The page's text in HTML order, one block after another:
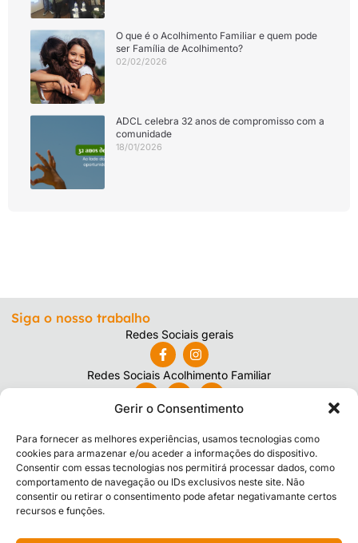
Gerir o Consentimento
Para fornecer as melhores experiências, usamos tecnologias como
cookies para armazenar e/ou aceder a informações do dispositivo.
Consentir com essas tecnologias nos permitirá processar dados, como
comportamento de navegação ou IDs exclusivos neste site. Não
consentir ou retirar o consentimento pode afetar negativamante certos
recursos e funções.
O que é o Acolhimento Familiar e quem pode
ser Família de Acolhimento?
02/02/2026
ADCL celebra 32 anos de compromisso com a
comunidade
18/01/2026
Siga o nosso trabalho
Redes Sociais gerais
Redes Sociais Acolhimento Familiar
A ADCL
A Instituição
Respostas Sociais
Projetos
Notícias
Importante
Política de Privacidade
Relatórios de Contas
Livro de Reclamações